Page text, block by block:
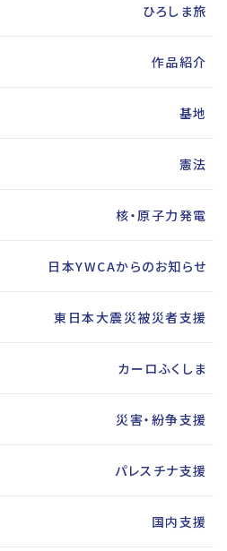
ひろしま旅
作品紹介
基地
憲法
核・原子力発電
日本YWCAからのお知らせ
東日本大震災被災者支援
カーロふくしま
災害・紛争支援
パレスチナ支援
国内支援